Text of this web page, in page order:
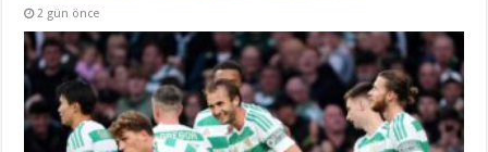
2 gün önce